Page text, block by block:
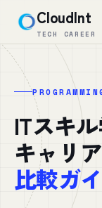
CloudInt
TECH CAREER
ITスキ
キャリ
比較ガ